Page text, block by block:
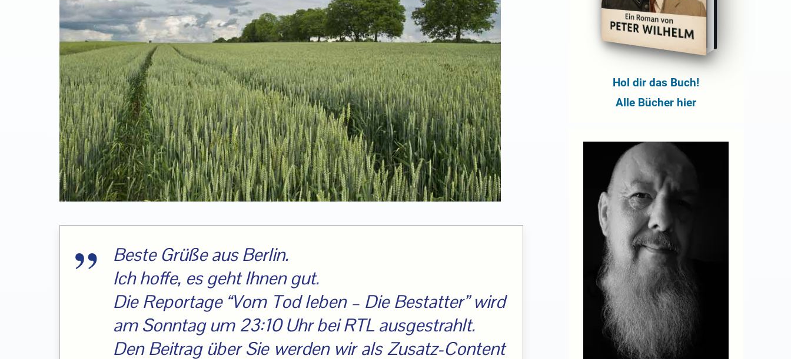
Beste Grüße aus Berlin.
Ich hoffe, es geht Ihnen gut.
Die Reportage “Vom Tod leben – Die Bestatter” wird
am Sonntag um 23:10 Uhr bei RTL ausgestrahlt.
Den Beitrag über Sie werden wir als Zusatz-Content
Hol dir das Buch!
Alle Bücher hier